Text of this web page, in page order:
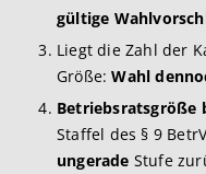
gültige
Liegt die Zahl der
Größe:Wahl
Betriebsratsgröße
Staffel des § 9
ungerade Stufe